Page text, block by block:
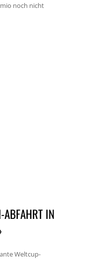
noch nicht
ABFAHRT IN
Weltcup-